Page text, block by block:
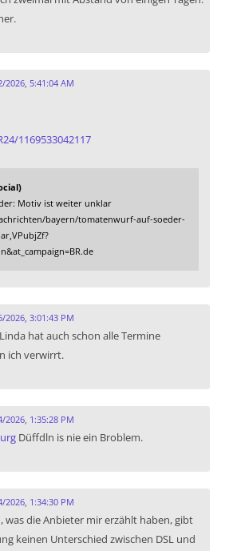
2026, 5:41:04 AM
1169533042117
Motiv ist weiter unklar
bayern/tomatenwurf-auf-soeder-
2026, 3:01:43 PM
hat auch schon alle Termine
ich verwirrt.
2026, 1:35:28 PM
Düffdln is nie ein Broblem.
2026, 1:34:30 PM
was die Anbieter mir erzählt haben, gibt
keinen Unterschied zwischen DSL und